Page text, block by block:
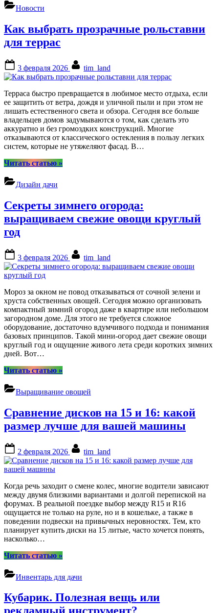
в
заголовках
и
Новости
Как выбрать прозрачные рольставни
для террас
on
3 февраля 2026 tim_land
Терраса быстро превращается в любимое место отдыха, если
ее защитить от ветра, дождя и уличной пыли и при этом не
лишать естественного света и обзора. Сегодня все больше
владельцев домов задумываются о том, как сделать это
аккуратно и без громоздких конструкций. Многие
отказываются от классического остекления в пользу легких
систем, которые не утяжеляют фасад. В…
Читать статью“Как
рольставни
террас”
»
Дизайн дачи
Секреты зимнего огорода:
выращиваем свежие овощи круглый
год
on
3 февраля 2026 tim_land
Мороз за окном не повод отказываться от сочной зелени и
хруста собственных овощей. Сегодня можно организовать
компактный зимний огород даже в квартире или небольшом
загородном доме. Для этого не требуется сложное
оборудование, достаточно вдумчивого подхода и понимания
базовых принципов. Такой мини-огород дает свежие овощи
круглый год и ощущение живого лета среди коротких зимних
дней. Вот…
Читать статью“Секреты
выращиваем
овощи
круглый
год”
»
Выращивание овощей
Сравнение дисков на 15 и 16: какой
размер лучше для вашей машины
on
2 февраля 2026 tim_land
Когда речь заходит о смене колес, многие водители зависают
между двумя близкими вариантами и долгой перепиской на
форумах. В реальной поездке выбор между R15 и R16
ощущается не только на руле, но и в кошельке, а также в
поведении подвески на привычных неровностях. Тем, кто
планирует купить диски на 15 литые, часто хочется понять,
насколько…
Читать статью“Сравнение
15
16:
какой
»
Инвентарь для дачи
Кубарик. Полезная вещь или